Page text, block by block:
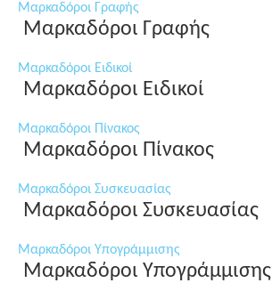
Μαρκαδόροι Γραφής
Μαρκαδόροι Γραφής
Μαρκαδόροι Ειδικοί
Μαρκαδόροι Ειδικοί
Μαρκαδόροι Πίνακος
Μαρκαδόροι Πίνακος
Μαρκαδόροι Συσκευασίας
Μαρκαδόροι Συσκευασίας
Μαρκαδόροι Υπογράμμισης
Μαρκαδόροι Υπογράμμισης